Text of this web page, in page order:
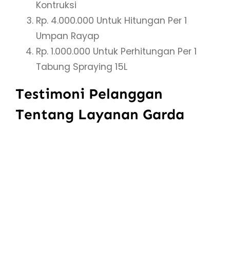
Kontruksi
Rp. 4.000.000 Untuk Hitungan Per 1
Umpan Rayap
Rp. 1.000.000 Untuk Perhitungan Per 1
Tabung Spraying 15L
Testimoni Pelanggan
Tentang Layanan Garda